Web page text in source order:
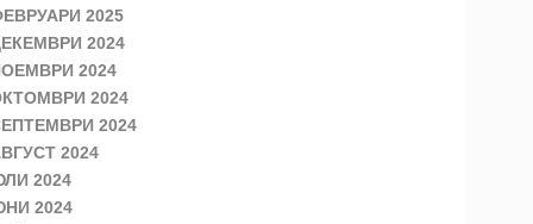
2025
2024
2024
2024
2024
2024
2024
2024